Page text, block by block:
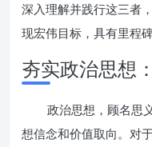
深入理解并践行这三者
现宏伟目标，具有里程碑
夯实政治思想
政治思想，顾名思
想信念和价值取向。对